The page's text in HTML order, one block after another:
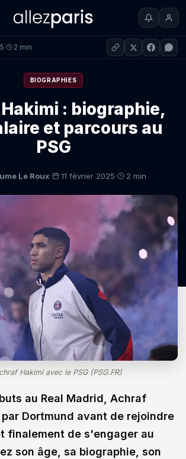
· 2 min
BIOGRAPHIES
: biographie,
et parcours au
PSG
Le Roux· 11 février 2025· 2 min
Hakimi avec le PSG (PSG.FR)
au Real Madrid, Achraf
par Dortmund avant de rejoindre
finalement de s'engager au
son âge, sa biographie, son